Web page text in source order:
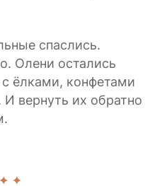
спаслись.
Олени остались
ёлками, конфетами
вернуть их обратно